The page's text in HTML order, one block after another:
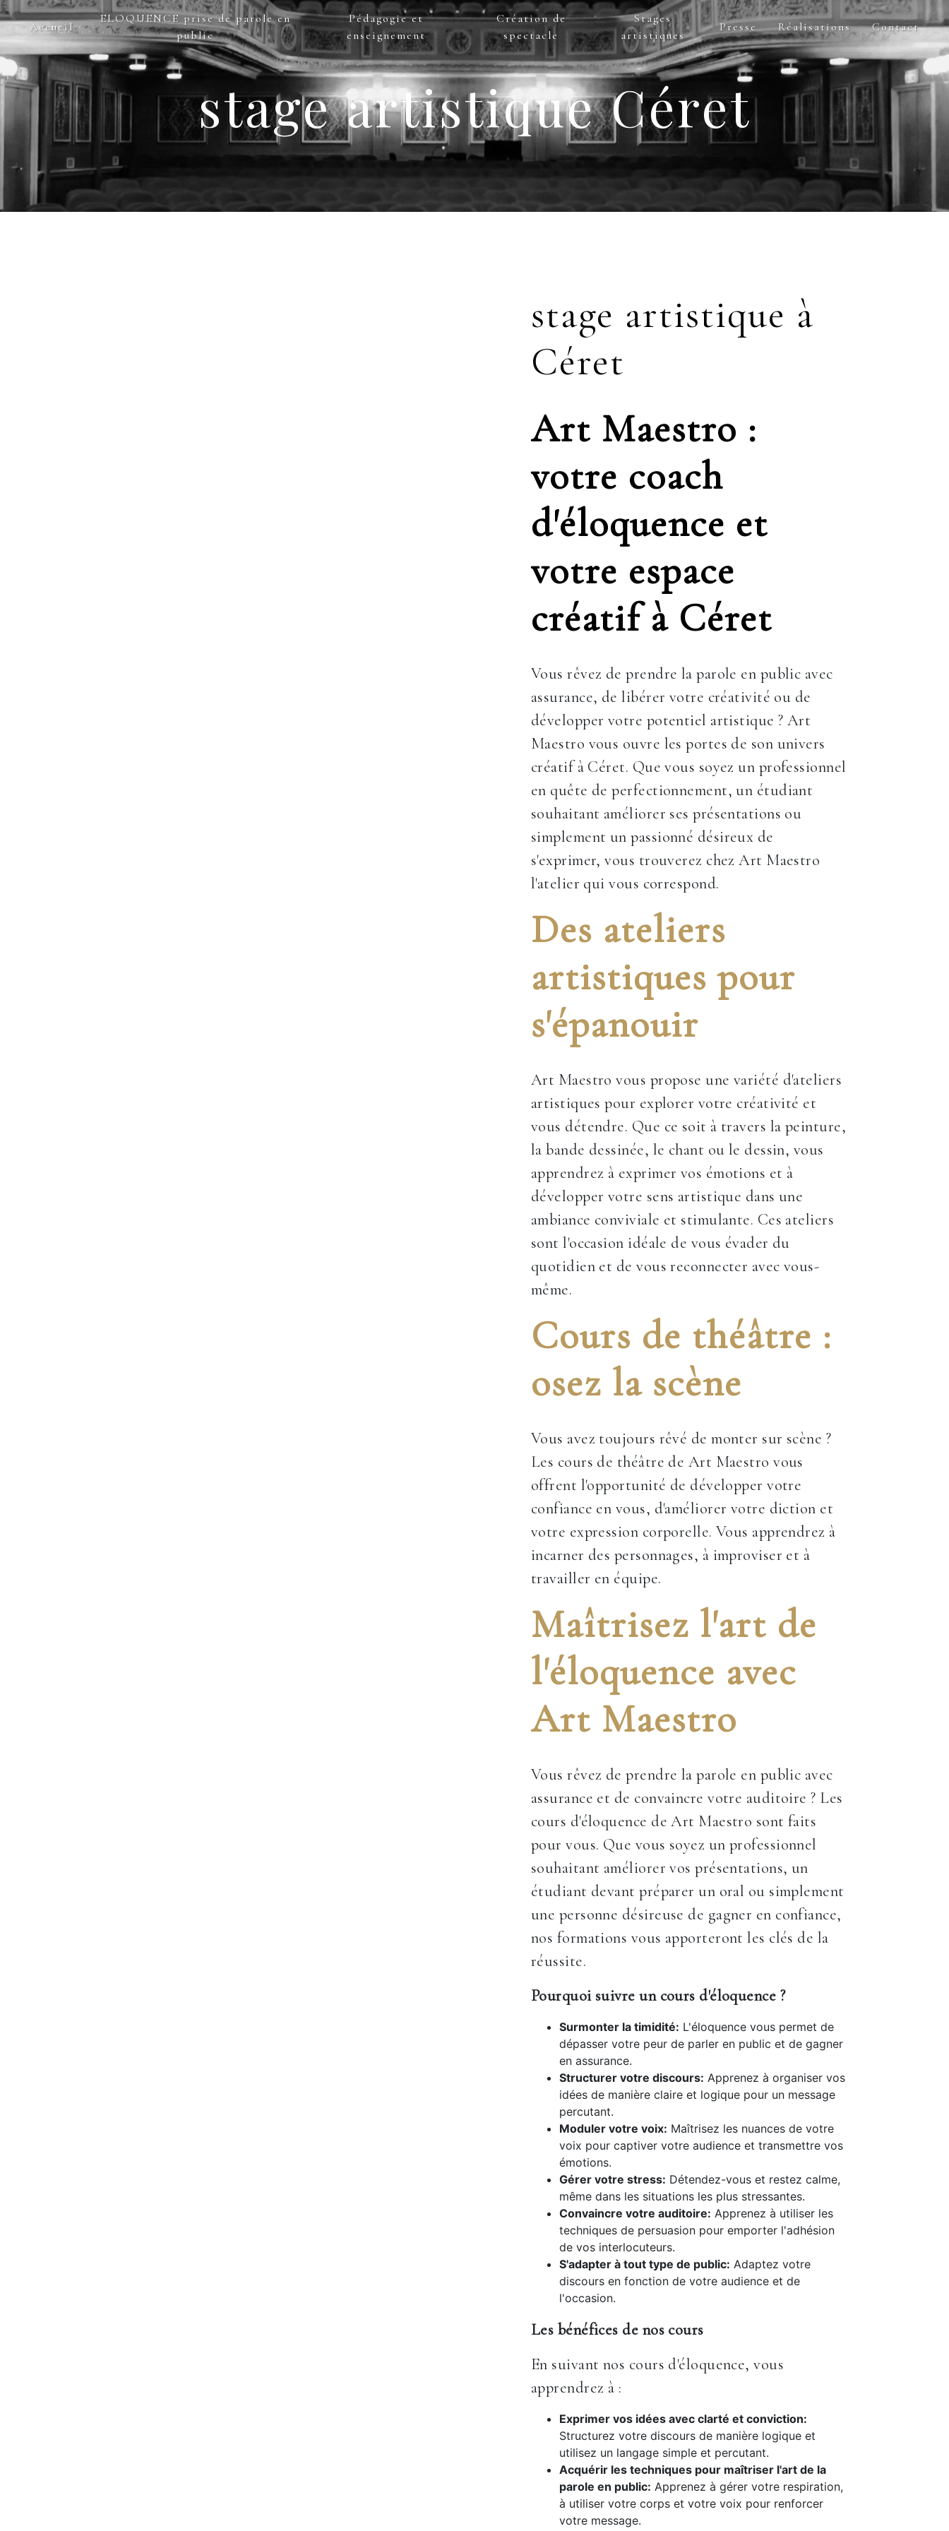
Panneau de gestion des cookies
Accueil
ELOQUENCE prise de parole en
public
Pédagogie et
enseignement
Création de
spectacle
Stages
artistiques
Presse Réalisations Contact
stage artistique Céret
stage artistique à
Céret
Art Maestro :
votre coach
d'éloquence et
votre espace
créatif à Céret
Vous rêvez de prendre la parole en public avec
assurance, de libérer votre créativité ou de
développer votre potentiel artistique ? Art
Maestro vous ouvre les portes de son univers
créatif à Céret. Que vous soyez un professionnel
en quête de perfectionnement, un étudiant
souhaitant améliorer ses présentations ou
simplement un passionné désireux de
s'exprimer, vous trouverez chez Art Maestro
l'atelier qui vous correspond.
Des ateliers
artistiques pour
s'épanouir
Art Maestro vous propose une variété d'ateliers
artistiques pour explorer votre créativité et
vous détendre. Que ce soit à travers la peinture,
la bande dessinée, le chant ou le dessin, vous
apprendrez à exprimer vos émotions et à
développer votre sens artistique dans une
ambiance conviviale et stimulante. Ces ateliers
sont l'occasion idéale de vous évader du
quotidien et de vous reconnecter avec vous-
même.
Cours de théâtre :
osez la scène
Vous avez toujours rêvé de monter sur scène ?
Les cours de théâtre de Art Maestro vous
offrent l'opportunité de développer votre
confiance en vous, d'améliorer votre diction et
votre expression corporelle. Vous apprendrez à
incarner des personnages, à improviser et à
travailler en équipe.
Maîtrisez l'art de
l'éloquence avec
Art Maestro
Vous rêvez de prendre la parole en public avec
assurance et de convaincre votre auditoire ? Les
cours d'éloquence de Art Maestro sont faits
pour vous. Que vous soyez un professionnel
souhaitant améliorer vos présentations, un
étudiant devant préparer un oral ou simplement
une personne désireuse de gagner en confiance,
nos formations vous apporteront les clés de la
réussite.
Pourquoi suivre un cours d'éloquence ?
Surmonter la timidité: L'éloquence vous permet de
dépasser votre peur de parler en public et de gagner
en assurance.
Structurer votre discours: Apprenez à organiser vos
idées de manière claire et logique pour un message
percutant.
Moduler votre voix: Maîtrisez les nuances de votre
voix pour captiver votre audience et transmettre vos
émotions.
Gérer votre stress: Détendez-vous et restez calme,
même dans les situations les plus stressantes.
Convaincre votre auditoire: Apprenez à utiliser les
techniques de persuasion pour emporter l'adhésion
de vos interlocuteurs.
S'adapter à tout type de public: Adaptez votre
discours en fonction de votre audience et de
l'occasion.
Les bénéfices de nos cours
En suivant nos cours d'éloquence, vous
apprendrez à :
Exprimer vos idées avec clarté et conviction:
Structurez votre discours de manière logique et
utilisez un langage simple et percutant.
Acquérir les techniques pour maîtriser l'art de la
parole en public: Apprenez à gérer votre respiration,
à utiliser votre corps et votre voix pour renforcer
votre message.